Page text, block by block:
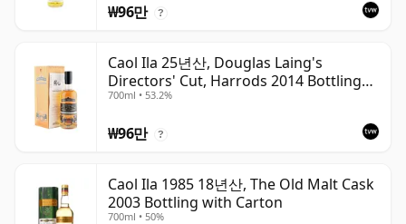
₩96만 ?
Caol Ila 25년산, Douglas Laing's
Directors' Cut, Harrods 2014 Bottling
with Box
700ml • 53.2%
₩96만 ?
Caol Ila 1985 18년산, The Old Malt Cask
2003 Bottling with Carton
700ml • 50%